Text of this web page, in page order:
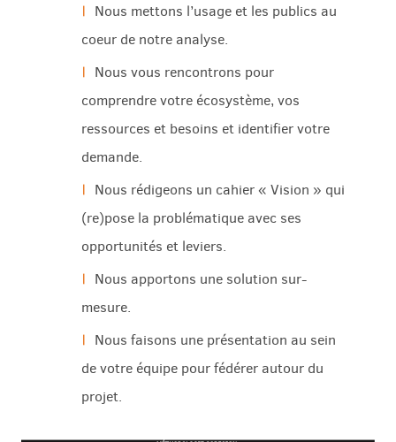
Nous mettons l’usage et les publics au
coeur de notre analyse.
Nous vous rencontrons pour
comprendre votre écosystème, vos
ressources et besoins et identifier votre
demande.
Nous rédigeons un cahier « Vision » qui
(re)pose la problématique avec ses
opportunités et leviers.
Nous apportons une solution sur-
mesure.
Nous faisons une présentation au sein
de votre équipe pour fédérer autour du
projet.